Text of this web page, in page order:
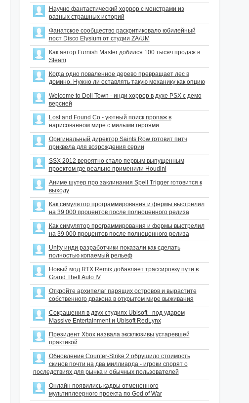
Научно фантастический хоррор с монстрами из
разных страшных историй
Фанатское сообщество раскритиковало юбилейный
пост Disco Elysium от студии ZA/UM
Как автор Furnish Master добился 100 тысяч продаж в
Steam
Когда одно поваленное дерево превращает лес в
домино. Нужно ли оставлять такую механику как опцию
Welcome to Doll Town - инди хоррор в духе PSX с демо
версией
Lost and Found Co - уютный поиск пропаж в
нарисованном мире с милыми героями
Оригинальный директор Saints Row готовит питч
приквела для возрождения серии
SSX 2012 вероятно стало первым выпущенным
проектом где реально применили Houdini
Аниме шутер про заклинания Spell Trigger готовится к
выходу
Как симулятор программирования и фермы выстрелил
на 39 000 процентов после полноценного релиза
Как симулятор программирования и фермы выстрелил
на 39 000 процентов после полноценного релиза
Unity инди разработчики показали как сделать
полностью копаемый рельеф
Новый мод RTX Remix добавляет трассировку пути в
Grand Theft Auto IV
Откройте архипелаг парящих островов и вырастите
собственного дракона в открытом мире выживания
Сокращения в двух студиях Ubisoft - под ударом
Massive Entertainment и Ubisoft RedLynx
Президент Xbox назвала эксклюзивы устаревшей
практикой
Обновление Counter-Strike 2 обрушило стоимость
скинов почти на два миллиарда - игроки спорят о
последствиях для рынка и обычных пользователей
Онлайн появились кадры отмененного
мультиплеерного проекта по God of War